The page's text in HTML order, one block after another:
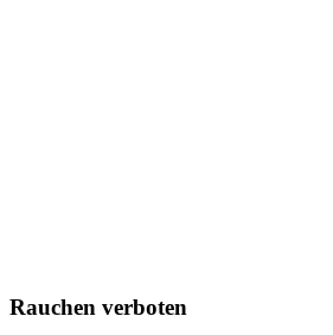
Rauchen verboten